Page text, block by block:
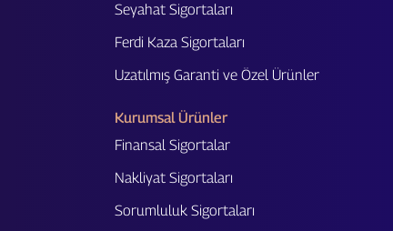
Seyahat Sigortaları
Ferdi Kaza Sigortaları
Uzatılmış Garanti ve Özel Ürünler
Kurumsal Ürünler
Finansal Sigortalar
Nakliyat Sigortaları
Sorumluluk Sigortaları